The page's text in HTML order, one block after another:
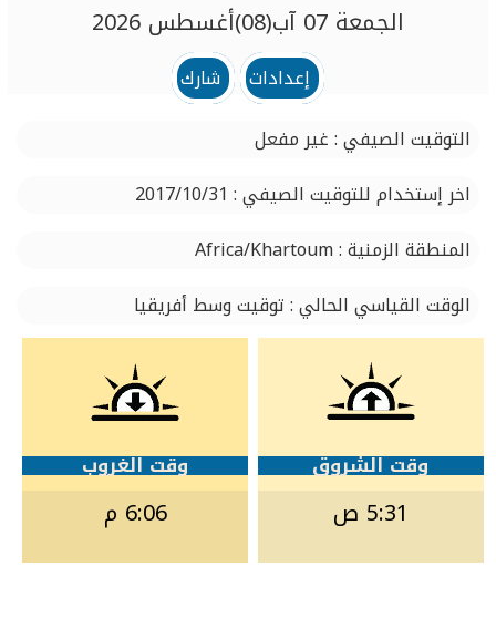
الجمعة 07 آب(08)أغسطس 2026
إعدادات
شارك
التوقيت الصيفي : غير مفعل
اخر إستخدام للتوقيت الصيفي : 2017/10/31
المنطقة الزمنية : Africa/Khartoum
الوقت القياسي الحالي : توقيت وسط أفريقيا
وقت الشروق
5:31 ص
وقت الغروب
6:06 م